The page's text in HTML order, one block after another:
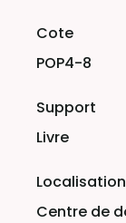
POP4-8
Livre
Centre de